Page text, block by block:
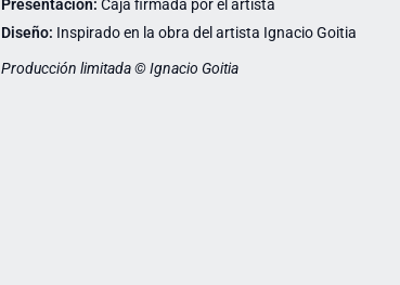
Presentación: Caja firmada por el artista
Diseño: Inspirado en la obra del artista Ignacio Goitia
Producción limitada © Ignacio Goitia